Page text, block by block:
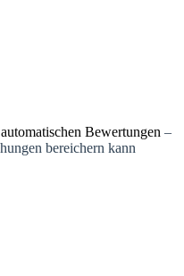
Bewertungen –
bereichern kann